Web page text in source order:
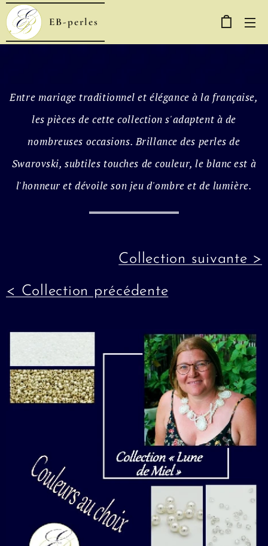
EB-perles
Entre mariage traditionnel et élégance à la française,
les pièces de cette collection s'adaptent à de
nombreuses occasions. Brillance des perles de
Swarovski, subtiles touches de couleur, le blanc est à
l'honneur et dévoile son jeu d'ombre et de lumière.
Collection suivante >
< Collection précédente